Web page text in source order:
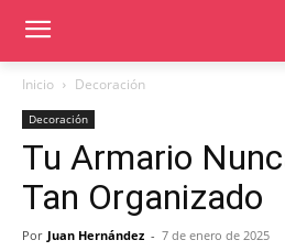
Inicio Decoración
Decoración
Tu Armario
Tan Organizado
Por Juan Hernández - 7 de enero de 2025